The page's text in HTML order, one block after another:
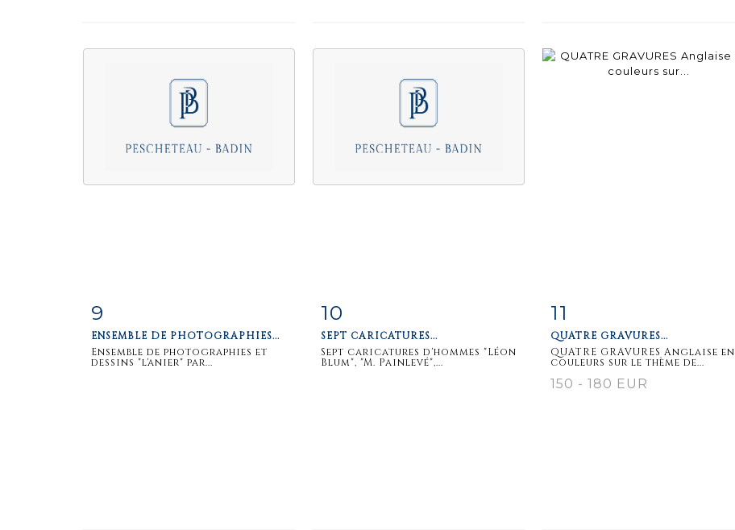
9
ENSEMBLE DE PHOTOGRAPHIES...
Ensemble de photographies et
dessins "l'anier" par...
Item detail
10
SEPT CARICATURES...
Sept caricatures d'hommes "Léon
Blum", "M. Painlevé",...
11
QUATRE GRAVURES...
QUATRE GRAVURES Anglaise en
couleurs sur le thème de...
150 - 180 EUR